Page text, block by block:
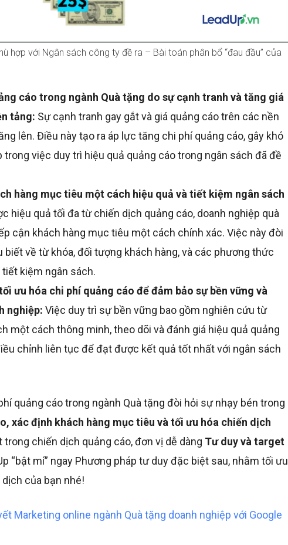
hợp với Ngân sách công ty đề ra – Bài toán phân bổ “đau đầu” của
cáo trong ngành Quà tặng do sự cạnh tranh và tăng giá
tảng: Sự cạnh tranh gay gắt và giá quảng cáo trên các nền
lên. Điều này tạo ra áp lực tăng chi phí quảng cáo, gây khó
trong việc duy trì hiệu quả quảng cáo trong ngân sách đã đề
hàng mục tiêu một cách hiệu quả và tiết kiệm ngân sách
hiệu quả tối đa từ chiến dịch quảng cáo, doanh nghiệp quà
cận khách hàng mục tiêu một cách chính xác. Việc này đòi
biết về từ khóa, đối tượng khách hàng, và các phương thức
kiệm ngân sách.
ưu hóa chi phí quảng cáo để đảm bảo sự bền vững và
nghiệp: Việc duy trì sự bền vững bao gồm nghiên cứu từ
một cách thông minh, theo dõi và đánh giá hiệu quả quảng
chỉnh liên tục để đạt được kết quả tốt nhất với ngân sách
quảng cáo trong ngành Quà tặng đòi hỏi sự nhạy bén trong
xác định khách hàng mục tiêu và tối ưu hóa chiến dịch
trong chiến dịch quảng cáo, đơn vị dễ dàng Tư duy và target
“bật mí” ngay Phương pháp tư duy đặc biệt sau, nhằm tối ưu
của bạn nhé!
Marketing online ngành Quà tặng doanh nghiệp với Google